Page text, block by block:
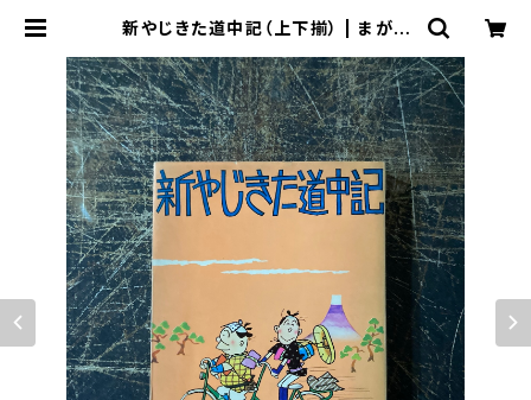
新やじきた道中記（上下揃） | まがり